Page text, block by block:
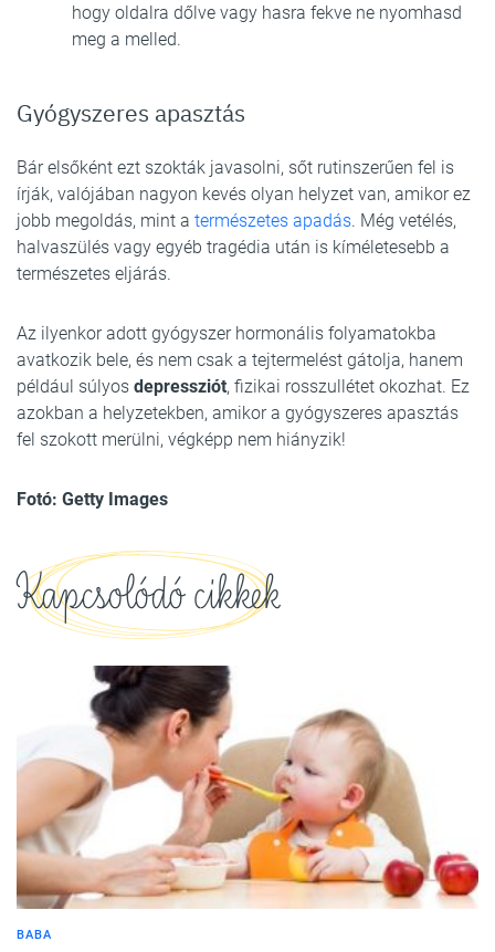
hogy oldalra dőlve vagy hasra fekve ne nyomhasd
meg a melled.
Gyógyszeres apasztás
Bár elsőként ezt szokták javasolni, sőt rutinszerűen fel is
írják, valójában nagyon kevés olyan helyzet van, amikor ez
jobb megoldás, mint a természetes apadás. Még vetélés,
halvaszülés vagy egyéb tragédia után is kíméletesebb a
természetes eljárás.
Az ilyenkor adott gyógyszer hormonális folyamatokba
avatkozik bele, és nem csak a tejtermelést gátolja, hanem
például súlyos depressziót, fizikai rosszullétet okozhat. Ez
azokban a helyzetekben, amikor a gyógyszeres apasztás
fel szokott merülni, végképp nem hiányzik!
Fotó: Getty Images
Kapcsolódó cikkek
BABA